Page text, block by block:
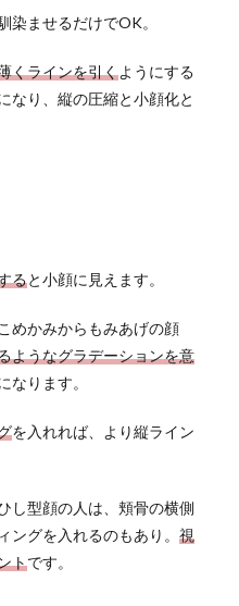
染ませるだけでOK。
くラインを引くようにする
なり、縦の圧縮と小顔化と
ると小顔に見えます。
めかみからもみあげの顔
ようなグラデーションを意
なります。
を入れれば、より縦ライン
し型顔の人は、頬骨の横側
グを入れるのもあり。 視
トです。